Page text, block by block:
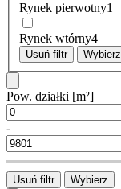
Rynek pierwotny1
Rynek wtórny4
Usuń filtr Wybierz
Pow. działki [m²]
-
Usuń filtr Wybierz